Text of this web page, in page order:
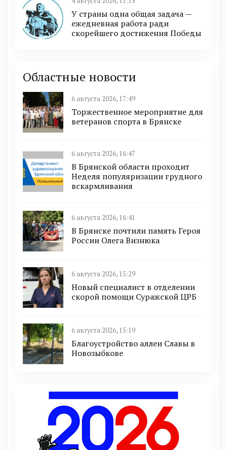
У страны одна общая задача —
ежедневная работа ради
скорейшего достижения Победы
Областные новости
6 августа 2026, 17:49
Торжественное мероприятие для
ветеранов спорта в Брянске
6 августа 2026, 16:47
В Брянской области проходит
Неделя популяризации грудного
вскармливания
6 августа 2026, 16:41
В Брянске почтили память Героя
России Олега Визнюка
6 августа 2026, 15:29
Новый специалист в отделении
скорой помощи Суражской ЦРБ
6 августа 2026, 15:19
Благоустройство аллеи Славы в
Новозыбкове